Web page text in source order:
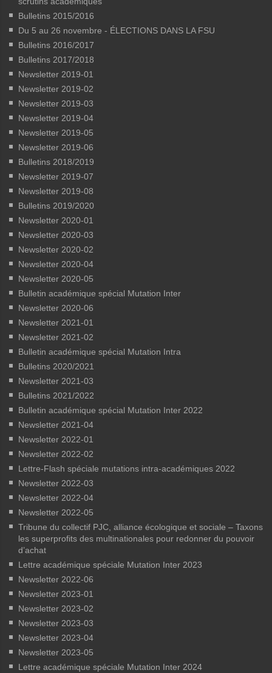
Bulletins 2015/2016
Du 5 au 26 novembre - ÉLECTIONS DANS LA FSU
Bulletins 2016/2017
Bulletins 2017/2018
Newsletter 2019-01
Newsletter 2019-02
Newsletter 2019-03
Newsletter 2019-04
Newsletter 2019-05
Newsletter 2019-06
Bulletins 2018/2019
Newsletter 2019-07
Newsletter 2019-08
Bulletins 2019/2020
Newsletter 2020-01
Newsletter 2020-03
Newsletter 2020-02
Newsletter 2020-04
Newsletter 2020-05
Bulletin académique spécial Mutation Inter
Newsletter 2020-06
Newsletter 2021-01
Newsletter 2021-02
Bulletin académique spécial Mutation Intra
Bulletins 2020/2021
Newsletter 2021-03
Bulletins 2021/2022
Bulletin académique spécial Mutation Inter 2022
Newsletter 2021-04
Newsletter 2022-01
Newsletter 2022-02
Lettre-Flash spéciale mutations intra-académiques 2022
Newsletter 2022-03
Newsletter 2022-04
Newsletter 2022-05
Tribune du collectif PJC, alliance écologique et sociale – Taxons
les superprofits des multinationales pour redonner du pouvoir
d’achat
Lettre académique spéciale Mutation Inter 2023
Newsletter 2022-06
Newsletter 2023-01
Newsletter 2023-02
Newsletter 2023-03
Newsletter 2023-04
Newsletter 2023-05
Lettre académique spéciale Mutation Inter 2024